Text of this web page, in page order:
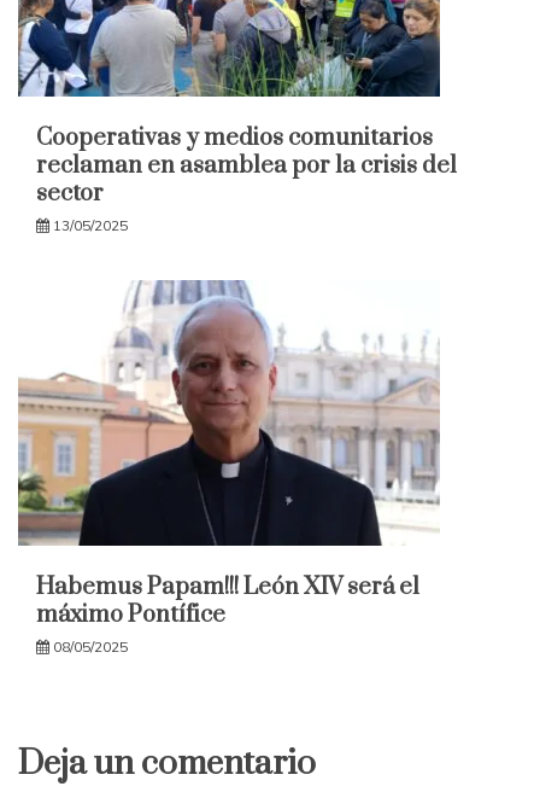
Cooperativas y medios comunitarios
reclaman en asamblea por la crisis del
sector
13/05/2025
Habemus Papam!!! León XIV será el
máximo Pontífice
08/05/2025
Deja un comentario